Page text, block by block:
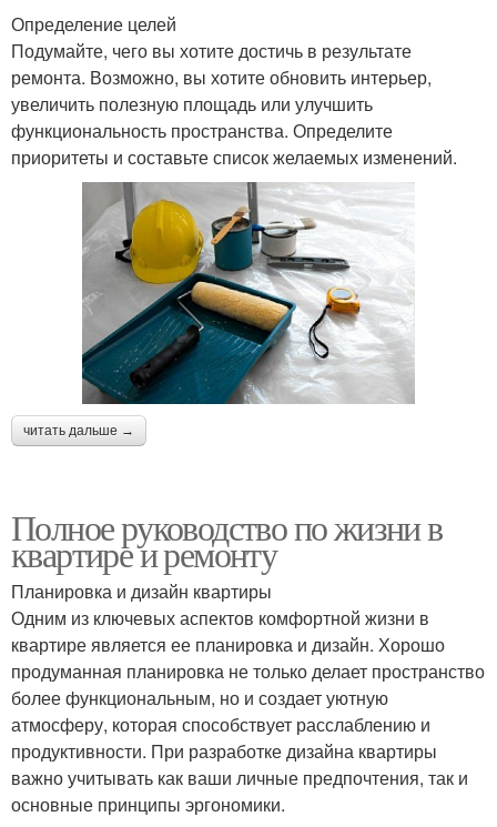
Определение целей
Подумайте, чего вы хотите достичь в результате
ремонта. Возможно, вы хотите обновить интерьер,
увеличить полезную площадь или улучшить
функциональность пространства. Определите
приоритеты и составьте список желаемых изменений.
читать дальше →
Полное руководство по жизни в
квартире и ремонту
Планировка и дизайн квартиры
Одним из ключевых аспектов комфортной жизни в
квартире является ее планировка и дизайн. Хорошо
продуманная планировка не только делает пространство
более функциональным, но и создает уютную
атмосферу, которая способствует расслаблению и
продуктивности. При разработке дизайна квартиры
важно учитывать как ваши личные предпочтения, так и
основные принципы эргономики.